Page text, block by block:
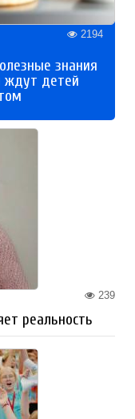
2194
знания
ждут детей
239
реальность